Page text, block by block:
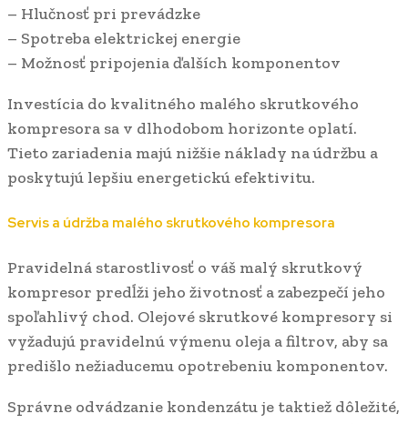
– Hlučnosť pri prevádzke
– Spotreba elektrickej energie
– Možnosť pripojenia ďalších komponentov
Investícia do kvalitného malého skrutkového
kompresora sa v dlhodobom horizonte oplatí.
Tieto zariadenia majú nižšie náklady na údržbu a
poskytujú lepšiu energetickú efektivitu.
Servis a údržba malého skrutkového kompresora
Pravidelná starostlivosť o váš malý skrutkový
kompresor predĺži jeho životnosť a zabezpečí jeho
spoľahlivý chod. Olejové skrutkové kompresory si
vyžadujú pravidelnú výmenu oleja a filtrov, aby sa
predišlo nežiaducemu opotrebeniu komponentov.
Správne odvádzanie kondenzátu je taktiež dôležité,